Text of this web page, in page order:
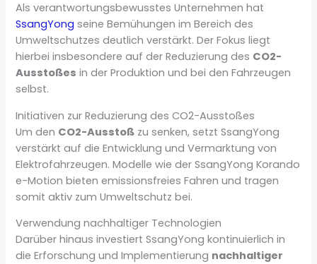
Als verantwortungsbewusstes Unternehmen hat
SsangYong seine Bemühungen im Bereich des
Umweltschutzes deutlich verstärkt. Der Fokus liegt
hierbei insbesondere auf der Reduzierung des CO2-
Ausstoßes in der Produktion und bei den Fahrzeugen
selbst.
Initiativen zur Reduzierung des CO2-Ausstoßes
Um den CO2-Ausstoß zu senken, setzt SsangYong
verstärkt auf die Entwicklung und Vermarktung von
Elektrofahrzeugen. Modelle wie der SsangYong Korando
e-Motion bieten emissionsfreies Fahren und tragen
somit aktiv zum Umweltschutz bei.
Verwendung nachhaltiger Technologien
Darüber hinaus investiert SsangYong kontinuierlich in
die Erforschung und Implementierung nachhaltiger